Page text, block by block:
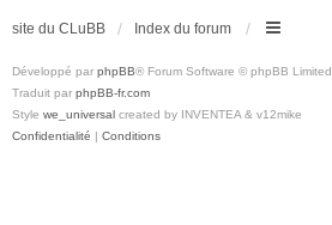
site du CLuBB Index du forum
Développé par phpBB® Forum Software © phpBB Limited
Traduit par phpBB-fr.com
Style we_universal created by INVENTEA & v12mike
Confidentialité | Conditions